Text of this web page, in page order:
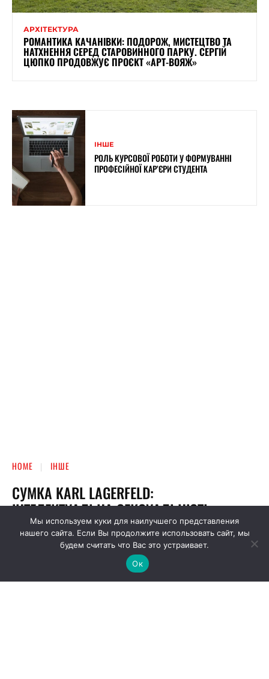
АРХІТЕКТУРА
РОМАНТИКА КАЧАНІВКИ: ПОДОРОЖ, МИСТЕЦТВО ТА
НАТХНЕННЯ СЕРЕД СТАРОВИННОГО ПАРКУ. СЕРГІЙ
ЦЮПКО ПРОДОВЖУЄ ПРОЄКТ «АРТ-ВОЯЖ»
ІНШЕ
РОЛЬ КУРСОВОЇ РОБОТИ У ФОРМУВАННІ
ПРОФЕСІЙНОЇ КАР’ЄРИ СТУДЕНТА
Мы используем куки для наилучшего представления
нашего сайта. Если Вы продолжите использовать сайт, мы
будем считать что Вас это устраивает.
Ок